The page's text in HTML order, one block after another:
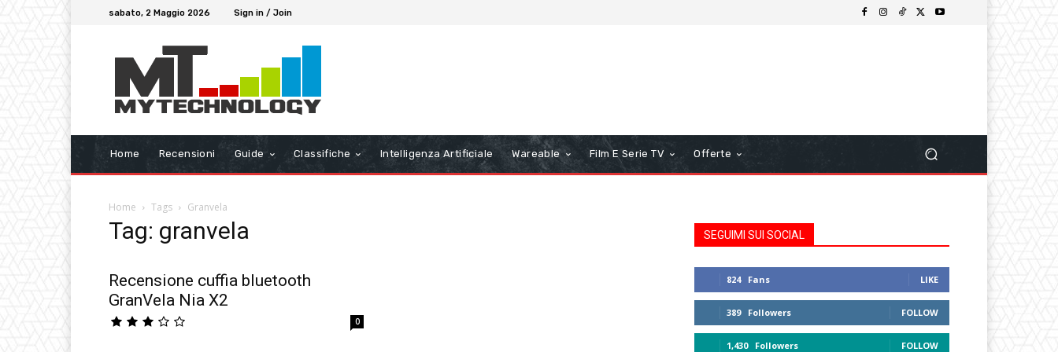
sabato, 2 Maggio 2026 Sign in / Join
Home Recensioni Guide Classifiche Intelligenza Artificiale Wareable Film E Serie TV Offerte
Home Tags Granvela
Tag: granvela
Recensione cuffia bluetooth
GranVela Nia X2
0
SEGUIMI SUI SOCIAL
824 Fans LIKE
389 Followers FOLLOW
1,430 Followers FOLLOW